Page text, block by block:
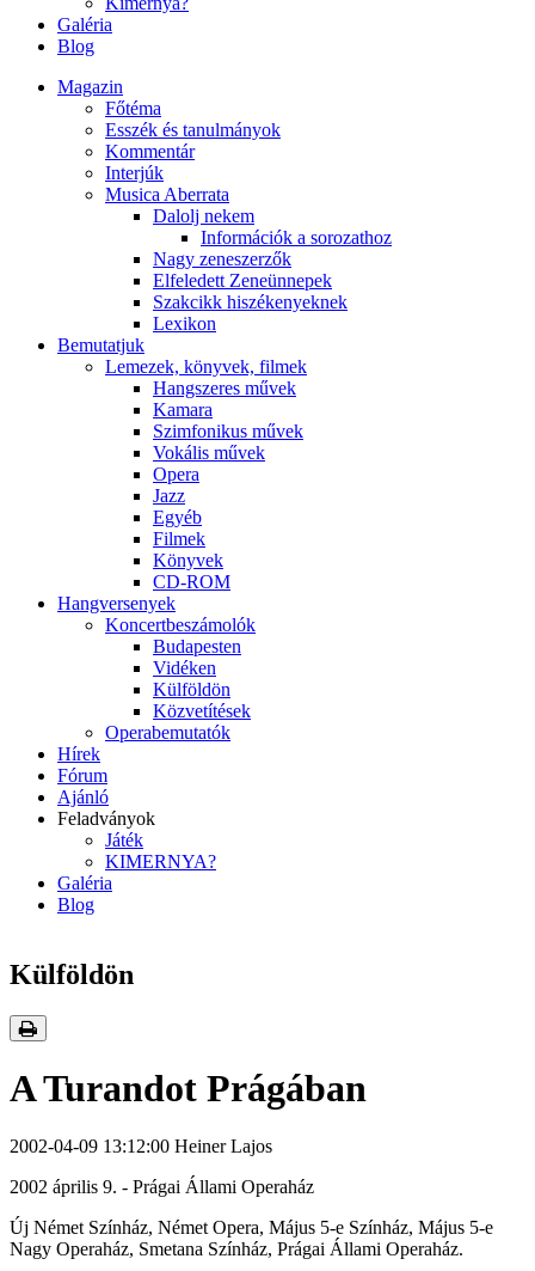
Galéria
Blog
Magazin
Főtéma
Esszék és tanulmányok
Kommentár
Interjúk
Musica Aberrata
Dalolj nekem
Információk a sorozathoz
Nagy zeneszerzők
Elfeledett Zeneünnepek
Szakcikk hiszékenyeknek
Lexikon
Bemutatjuk
Lemezek, könyvek, filmek
Hangszeres művek
Kamara
Szimfonikus művek
Vokális művek
Opera
Jazz
Egyéb
Filmek
Könyvek
CD-ROM
Hangversenyek
Koncertbeszámolók
Budapesten
Vidéken
Külföldön
Közvetítések
Operabemutatók
Hírek
Fórum
Ajánló
Feladványok
Játék
KIMERNYA?
Galéria
Blog
Külföldön
A Turandot Prágában
2002-04-09 13:12:00 Heiner Lajos
2002 április 9. - Prágai Állami Operaház
Új Német Színház, Német Opera, Május 5-e Színház, Május 5-e
Nagy Operaház, Smetana Színház, Prágai Állami Operaház.